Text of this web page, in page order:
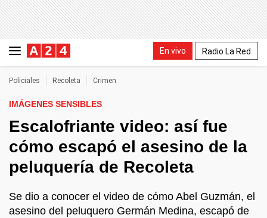
En vivo Radio La Red
Policiales Recoleta Crimen
IMÁGENES SENSIBLES
Escalofriante video: así fue
cómo escapó el asesino de la
peluquería de Recoleta
Se dio a conocer el video de cómo Abel Guzmán, el
asesino del peluquero Germán Medina, escapó de